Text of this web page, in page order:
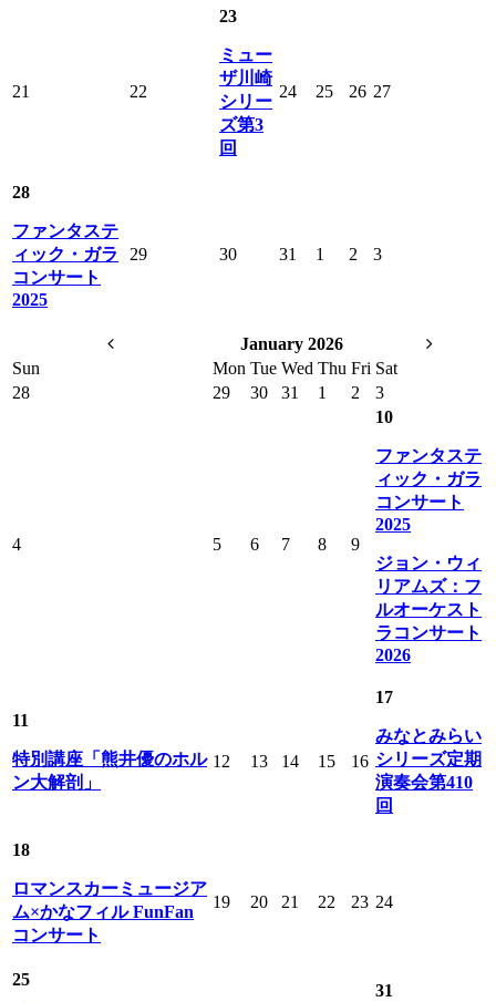
21 22
23
ミュー
ザ川崎
シリー
ズ第3
回
24 25 26 27
28
ファンタステ
ィック・ガラ
コンサート
2025
29 30 31 1 2 3
January 2026
Sun
Mon Tue Wed Thu Fri Sat
28
29 30 31 1 2 3
4 5 6 7 8 9
10
ファンタステ
ィック・ガラ
コンサート
2025
ジョン・ウィ
リアムズ：フ
ルオーケスト
ラコンサート
2026
11
特別講座「熊井優のホル
ン大解剖」
12 13 14 15 16
17
みなとみらい
シリーズ定期
演奏会第410
回
18
ロマンスカーミュージア
ム×かなフィル FunFan
コンサート
19 20 21 22 23 24
25
31